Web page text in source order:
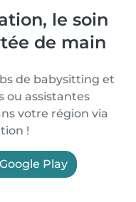
le soin
de main
de babysitting et
ou assistantes
votre région via
!
Google Play